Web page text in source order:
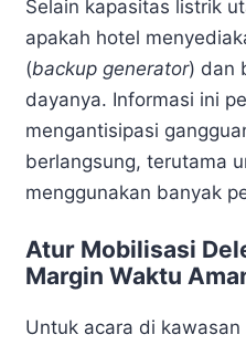
Selain kapasitas listrik
apakah hotel
(backup generator) dan
dayanya. Informasi ini
mengantisipasi
berlangsung, terutama
menggunakan banyak
Atur Mobilisasi
Margin Waktu
Untuk acara di